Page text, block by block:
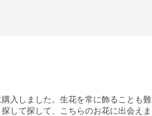
入しました。生花を常に飾ることも難
して探して、こちらのお花に出会えま